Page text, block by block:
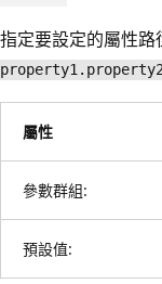
指定要設定的屬性路
屬性
參數群組:
預設值: